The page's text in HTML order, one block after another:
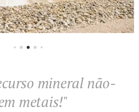
mineral não-
metais!"